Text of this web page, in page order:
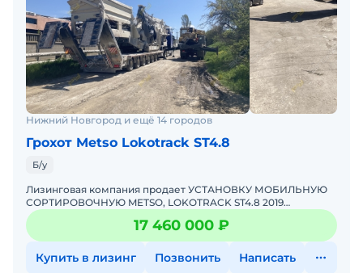
Нижний Новгород и ещё 14 городов
Грохот Metso Lokotrack ST4.8
Б/у
Лизинговая компания продает УСТАНОВКУ МОБИЛЬНУЮ
СОРТИРОВОЧНУЮ METSO, LOKOTRACK ST4.8 2019
г.в.Модель, № двигателя (двигателей): C4.4,
W2309578Рабочий объем двиг
17 460 000 ₽
Купить в лизинг Позвонить Написать